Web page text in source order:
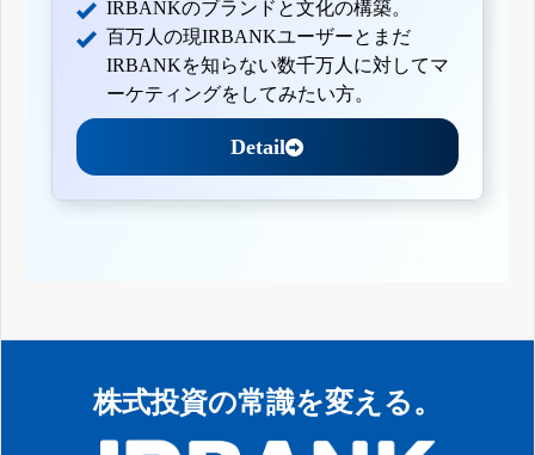
IRBANKのブランドと文化の構築。
百万人の現IRBANKユーザーとまだ
IRBANKを知らない数千万人に対してマ
ーケティングをしてみたい方。
Detail
株式投資の常識を変える。